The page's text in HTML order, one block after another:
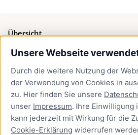
Unsere Webseite
Durch die weitere Nutzung der
der Verwendung von Cookies in
zu. Hier finden Sie unsere
unser Impressum. Ihre Einwilligung
kann jederzeit mit Wirkung für die
Cookie-Erklärung widerrufen
Übersicht
Bürgerservice
Presse
Newsletter Lübeck:kompakt
Kontakt
Kontakt